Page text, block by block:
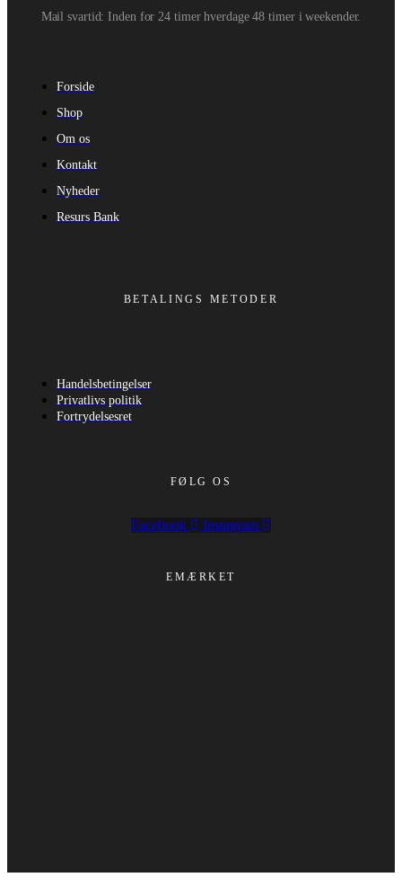
Mail svartid: Inden for 24 timer hverdage 48 timer i weekender.
Forside
Shop
Om os
Kontakt
Nyheder
Resurs Bank
BETALINGS METODER
Handelsbetingelser
Privatlivs politik
Fortrydelsesret
FØLG OS
Facebook Instagram
EMÆRKET